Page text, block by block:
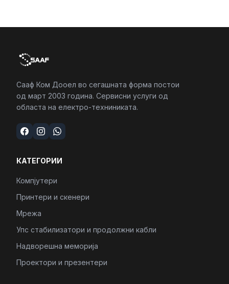
Сааф Ком Дооел во сегашната форма постои
од март 2003 година. Сервисни услуги од
областа на електро-техниниката.
КАТЕГОРИИ
Компјутери
Принтери и скенери
Мрежа
Упс стабилизатори и продолжни кабли
Надворешна меморија
Проектори и презентери